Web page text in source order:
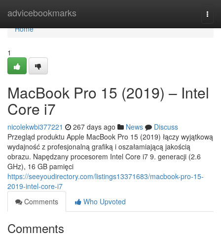
advicebookmarks
Home
Home
1
MacBook Pro 15 (2019) – Intel
Core i7
nicolekwbi377221 267 days ago News
Discuss
Przegląd produktu Apple MacBook Pro 15 (2019) łączy wyjątkową
wydajność z profesjonalną grafiką i oszałamiającą jakością
obrazu. Napędzany procesorem Intel Core i7 9. generacji (2.6
GHz), 16 GB pamięci
https://seeyoudirectory.com/listings13371683/macbook-pro-15-
2019-intel-core-i7
Comments
Who Upvoted
Comments